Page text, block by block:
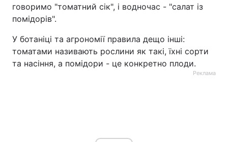
говоримо "томатний сік", і водночас - "салат із
помідорів".
У ботаніці та агрономії правила дещо інші:
томатами називають рослини як такі, їхні сорти
та насіння, а помідори - це конкретно плоди.
Реклама